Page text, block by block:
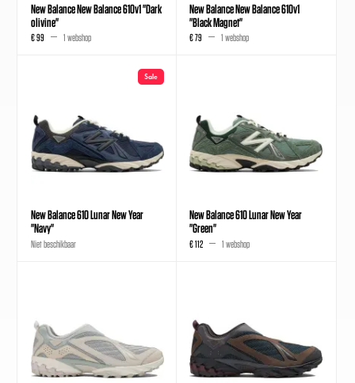
New Balance New Balance 610v1 "Dark
olivine"
€ 99 1 webshop
New Balance New Balance 610v1
"Black Magnet"
€ 79 1 webshop
Sale
New Balance 610 Lunar New Year
"Navy"
Niet beschikbaar
New Balance 610 Lunar New Year
"Green"
€ 112 1 webshop